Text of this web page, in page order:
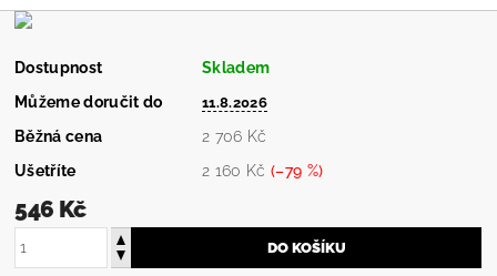
Dostupnost
Skladem
Můžeme doručit do
11.8.2026
Běžná cena
2 706 Kč
Ušetříte
2 160 Kč (–79 %)
546 Kč